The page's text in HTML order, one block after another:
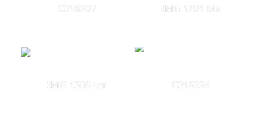
C018207 IMG 1291 bis
IMG 1306 ter C018224